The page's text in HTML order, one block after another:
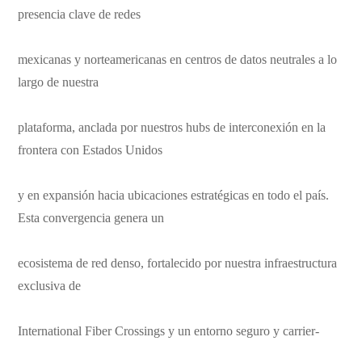
presencia clave de redes
mexicanas y norteamericanas en centros de datos neutrales a lo
largo de nuestra
plataforma, anclada por nuestros hubs de interconexión en la
frontera con Estados Unidos
y en expansión hacia ubicaciones estratégicas en todo el país.
Esta convergencia genera un
ecosistema de red denso, fortalecido por nuestra infraestructura
exclusiva de
International Fiber Crossings y un entorno seguro y carrier-